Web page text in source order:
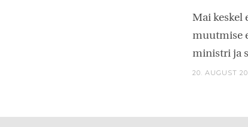
Mai keskel
muutmise
ministri ja
20. AUGUST